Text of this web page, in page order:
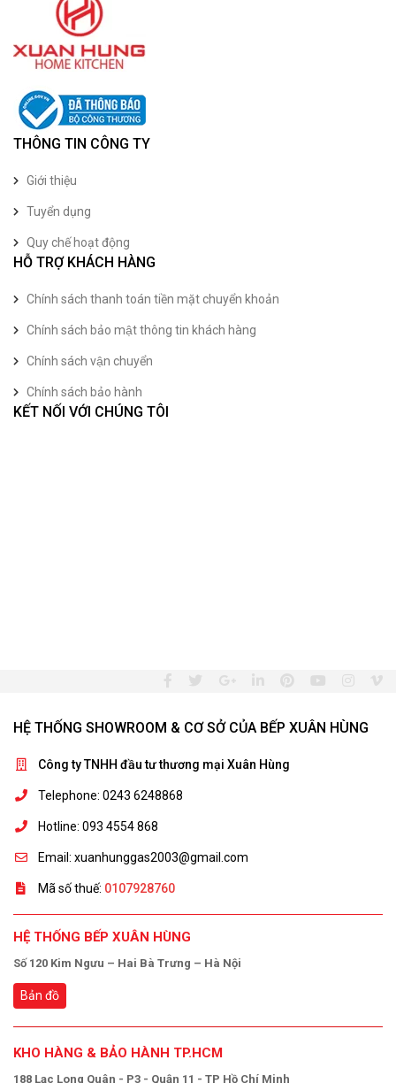
THÔNG TIN CÔNG TY
Giới thiệu
Tuyển dụng
Quy chế hoạt động
HỖ TRỢ KHÁCH HÀNG
Chính sách thanh toán tiền mặt chuyển khoản
Chính sách bảo mật thông tin khách hàng
Chính sách vận chuyển
Chính sách bảo hành
KẾT NỐI VỚI CHÚNG TÔI
HỆ THỐNG SHOWROOM & CƠ SỞ CỦA BẾP XUÂN HÙNG
Công ty TNHH đầu tư thương mại Xuân Hùng
Telephone: 0243 6248868
Hotline: 093 4554 868
Email: xuanhunggas2003@gmail.com
Mã số thuế: 0107928760
HỆ THỐNG BẾP XUÂN HÙNG
Số 120 Kim Ngưu – Hai Bà Trưng – Hà Nội
Bản đồ
KHO HÀNG & BẢO HÀNH TP.HCM
188 Lạc Long Quân - P3 - Quận 11 - TP Hồ Chí Minh